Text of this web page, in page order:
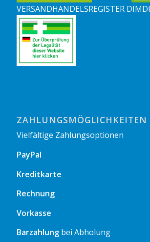
VERSANDHANDELSREGISTER DIMDI
ZAHLUNGSMÖGLICHKEITEN
Vielfältige Zahlungsoptionen
PayPal
Kreditkarte
Rechnung
Vorkasse
Barzahlungbei Abholung